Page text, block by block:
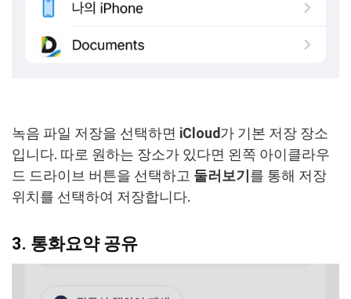
녹음 파일 저장을 선택하면 iCloud가 기본 저장 장소
입니다. 따로 원하는 장소가 있다면 왼쪽 아이클라우
드 드라이브 버튼을 선택하고 둘러보기 를 통해 저장
위치를 선택하여 저장합니다.
3. 통화요약 공유